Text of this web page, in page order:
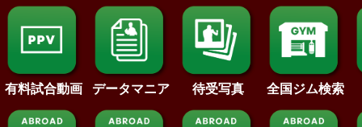
有料試合動画 データマニア 待受写真 全国ジム検索